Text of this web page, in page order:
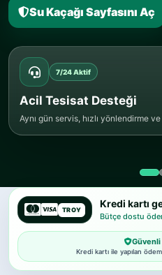
Su Kaçağı Sayfasını Aç
7/24 Aktif
Acil Tesisat Desteği
Aynı gün servis, hızlı yönlendirme
TROY
Kredi kartı
Bütçe dostu
Kredi kartı ile yapılan